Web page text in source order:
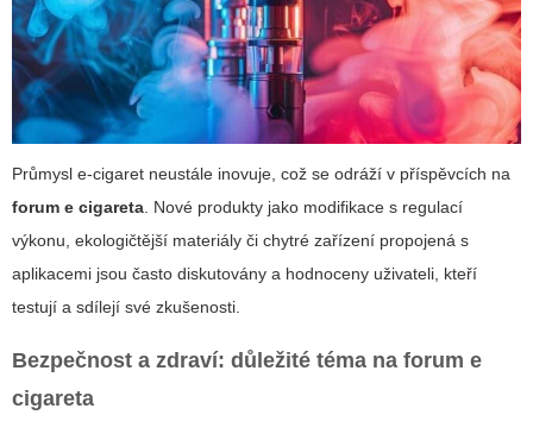
Průmysl e-cigaret neustále inovuje, což se odráží v příspěvcích na
forum e cigareta. Nové produkty jako modifikace s regulací
výkonu, ekologičtější materiály či chytré zařízení propojená s
aplikacemi jsou často diskutovány a hodnoceny uživateli, kteří
testují a sdílejí své zkušenosti.
Bezpečnost a zdraví: důležité téma na forum e
cigareta